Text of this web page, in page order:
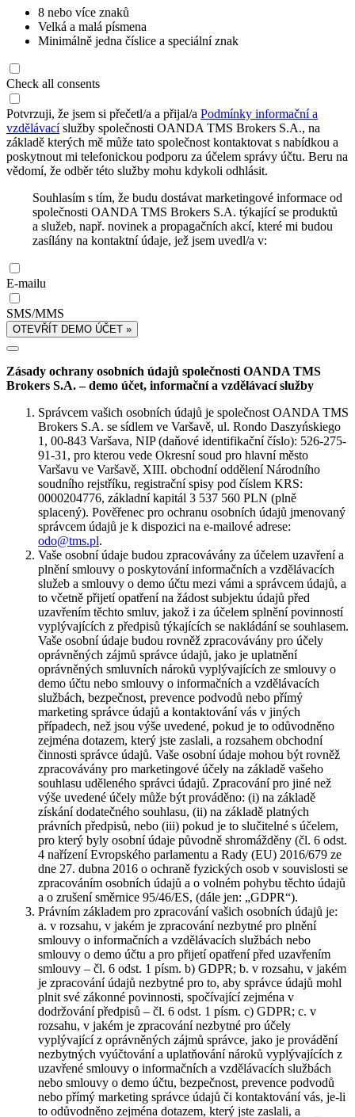
8 nebo více znaků
Velká a malá písmena
Minimálně jedna číslice a speciální znak
Check all consents
Potvrzuji, že jsem si přečetl/a a přijal/a Podmínky informační a
vzdělávacíslužby společnosti OANDA TMS Brokers S.A., na
základě kterých mě může tato společnost kontaktovat s nabídkou a
poskytnout mi telefonickou podporu za účelem správy účtu. Beru na
vědomí, že odběr této služby mohu kdykoli odhlásit.
Souhlasím s tím, že budu dostávat marketingové informace od
společnosti OANDA TMS Brokers S.A. týkající se produktů
a služeb, např. novinek a propagačních akcí, které mi budou
zasílány na kontaktní údaje, jež jsem uvedl/a v:
E-mailu
SMS/MMS
OTEVŘÍT DEMO ÚČET »
Zásady ochrany osobních údajů společnosti OANDA TMS
Brokers S.A. – demo účet, informační a vzdělávací služby
Správcem vašich osobních údajů je společnost OANDA TMS
Brokers S.A. se sídlem ve Varšavě, ul. Rondo Daszyńskiego
1, 00-843 Varšava, NIP (daňové identifikační číslo): 526-275-
91-31, pro kterou vede Okresní soud pro hlavní město
Varšavu ve Varšavě, XIII. obchodní oddělení Národního
soudního rejstříku, registrační spisy pod číslem KRS:
0000204776, základní kapitál 3 537 560 PLN (plně
splacený). Pověřenec pro ochranu osobních údajů jmenovaný
správcem údajů je k dispozici na e-mailové adrese:
odo@tms.pl.
Vaše osobní údaje budou zpracovávány za účelem uzavření a
plnění smlouvy o poskytování informačních a vzdělávacích
služeb a smlouvy o demo účtu mezi vámi a správcem údajů, a
to včetně přijetí opatření na žádost subjektu údajů před
uzavřením těchto smluv, jakož i za účelem splnění povinností
vyplývajících z předpisů týkajících se nakládání se souhlasem.
Vaše osobní údaje budou rovněž zpracovávány pro účely
oprávněných zájmů správce údajů, jako je uplatnění
oprávněných smluvních nároků vyplývajících ze smlouvy o
demo účtu nebo smlouvy o informačních a vzdělávacích
službách, bezpečnost, prevence podvodů nebo přímý
marketing správce údajů a kontaktování vás v jiných
případech, než jsou výše uvedené, pokud je to odůvodněno
zejména dotazem, který jste zaslali, a rozsahem obchodní
činnosti správce údajů. Vaše osobní údaje mohou být rovněž
zpracovávány pro marketingové účely na základě vašeho
souhlasu uděleného správci údajů. Zpracování pro jiné než
výše uvedené účely může být prováděno: (i) na základě
získání dodatečného souhlasu, (ii) na základě platných
právních předpisů, nebo (iii) pokud je to slučitelné s účelem,
pro který byly osobní údaje původně shromážděny (čl. 6 odst.
4 nařízení Evropského parlamentu a Rady (EU) 2016/679 ze
dne 27. dubna 2016 o ochraně fyzických osob v souvislosti se
zpracováním osobních údajů a o volném pohybu těchto údajů
a o zrušení směrnice 95/46/ES, (dále jen: „GDPR“).
Právním základem pro zpracování vašich osobních údajů je:
a. v rozsahu, v jakém je zpracování nezbytné pro plnění
smlouvy o informačních a vzdělávacích službách nebo
smlouvy o demo účtu a pro přijetí opatření před uzavřením
smlouvy – čl. 6 odst. 1 písm. b) GDPR; b. v rozsahu, v jakém
je zpracování údajů nezbytné pro to, aby správce údajů mohl
plnit své zákonné povinnosti, spočívající zejména v
dodržování předpisů – čl. 6 odst. 1 písm. c) GDPR; c. v
rozsahu, v jakém je zpracování nezbytné pro účely
vyplývající z oprávněných zájmů správce, jako je provádění
nezbytných vyúčtování a uplatňování nároků vyplývajících z
uzavřené smlouvy o informačních a vzdělávacích službách
nebo smlouvy o demo účtu, bezpečnost, prevence podvodů
nebo přímý marketing správce údajů či kontaktování vás, je-li
to odůvodněno zejména dotazem, který jste zaslali, a